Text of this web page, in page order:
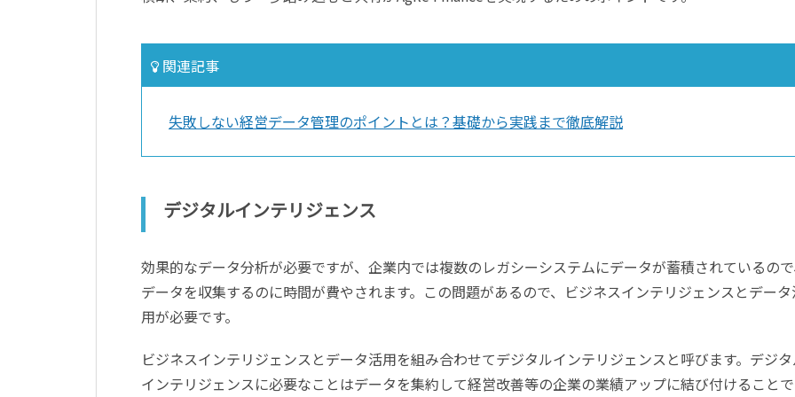
関連記事
失敗しない経営データ管理のポイントとは？基礎から実践まで徹底解説
デジタルインテリジェンス
効果的なデータ分析が必要ですが、企業内では複数のレガシーシステムにデータが蓄積されているので
データを収集するのに時間が費やされます。この問題があるので、ビジネスインテリジェンスとデー
用が必要です。
ビジネスインテリジェンスとデータ活用を組み合わせてデジタルインテリジェンスと呼びます。デジ
インテリジェンスに必要なことはデータを集約して経営改善等の企業の業績アップに結び付けること